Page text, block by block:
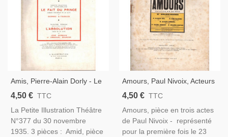
Amis, Pierre-Alain Dorly - Le
Fait Du Prince, Georges
Illustration Théâtre N°377
1935
4,50 € TTC
La Petite Illustration Théâtre
N°377 du 30 novembre
1935. 3 pièces : Amid, pièce
Amours, Paul Nivoix, Acteurs
Jacques Dumesnil, Jacques
Petite Illustration Théâtre
N°223 1929
4,50 € TTC
Amours, pièce en trois actes
de Paul Nivoix - représenté
pour la première fois le 23